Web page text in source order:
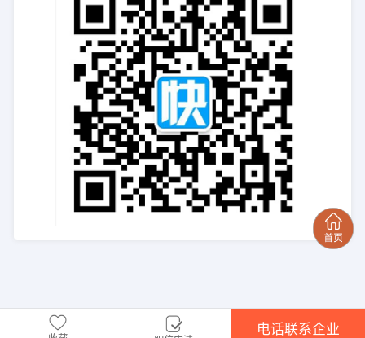
电话联系企业